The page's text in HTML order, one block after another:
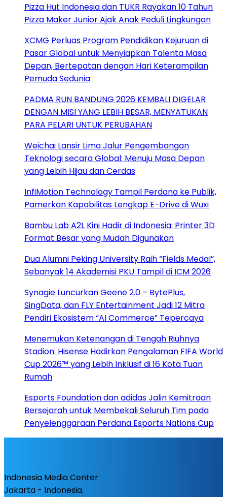
Pizza Hut Indonesia dan TUKR Rayakan 10 Tahun
Pizza Maker Junior Ajak Anak Peduli Lingkungan
XCMG Perluas Program Pendidikan Kejuruan di
Pasar Global untuk Menyiapkan Talenta Masa
Depan, Bertepatan dengan Hari Keterampilan
Pemuda Sedunia
PADMA RUN BANDUNG 2026 KEMBALI DIGELAR
DENGAN MISI YANG LEBIH BESAR, MENYATUKAN
PARA PELARI UNTUK PERUBAHAN
Weichai Lansir Lima Jalur Pengembangan
Teknologi secara Global: Menuju Masa Depan
yang Lebih Hijau dan Cerdas
InfiMotion Technology Tampil Perdana ke Publik,
Pamerkan Kapabilitas Lengkap E-Drive di Wuxi
Bambu Lab A2L Kini Hadir di Indonesia: Printer 3D
Format Besar yang Mudah Digunakan
Dua Alumni Peking University Raih “Fields Medal”,
Sebanyak 14 Akademisi PKU Tampil di ICM 2026
Synagie Luncurkan Geene 2.0 – BytePlus,
SingData, dan FLY Entertainment Jadi 12 Mitra
Pendiri Ekosistem “AI Commerce” Tepercaya
Menemukan Ketenangan di Tengah Riuhnya
Stadion: Hisense Hadirkan Pengalaman FIFA World
Cup 2026™ yang Lebih Inklusif di 16 Kota Tuan
Rumah
Esports Foundation dan adidas Jalin Kemitraan
Bersejarah untuk Membekali Seluruh Tim pada
Penyelenggaraan Perdana Esports Nations Cup
Indonesia Media Center
Jakarta - Indonesia.